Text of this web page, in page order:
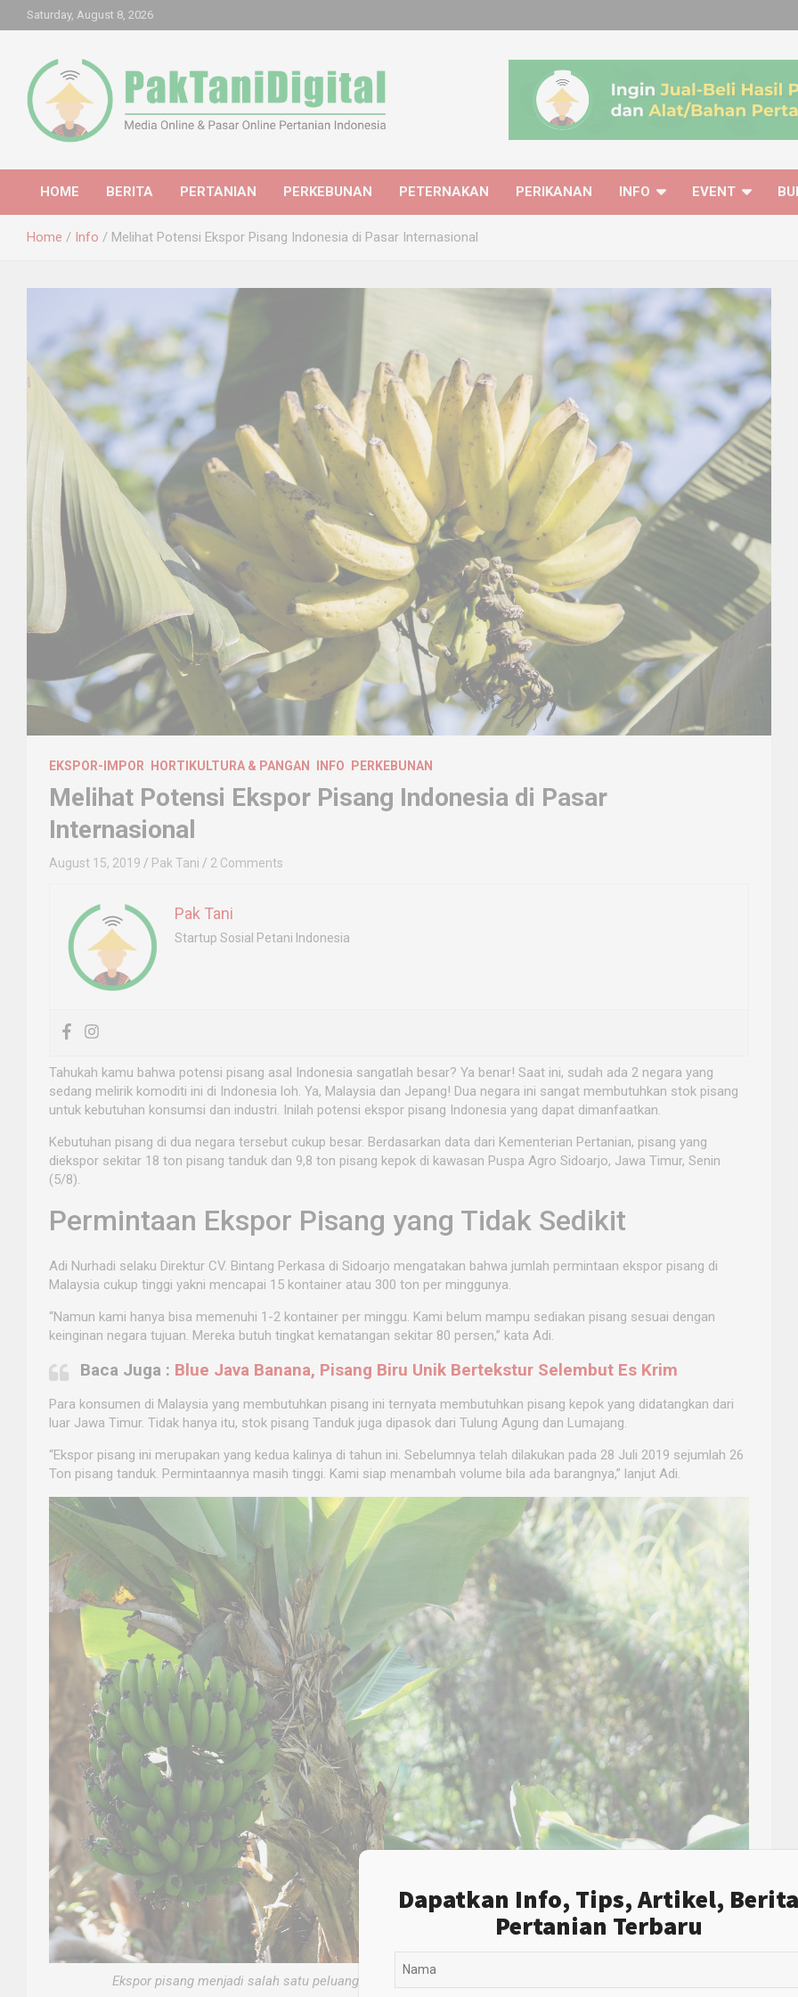
to
Saturday, August 8, 2026
Pak Tani Digital
HOME BERITA PERTANIAN PERKEBUNAN PETERNAKAN PERIKANAN INFO EVENT
Home Info Melihat Potensi Ekspor Pisang Indonesia di Pasar Internasional
EKSPOR-IMPOR HORTIKULTURA & PANGAN INFO PERKEBUNAN
Melihat Potensi Ekspor Pisang Indonesia di Pasar
Internasional
August 15, 2019 Pak Tani 2 Comments
Pak Tani
Startup Sosial Petani Indonesia
Tahukah kamu bahwa potensi pisang asal Indonesia sangatlah besar? Ya benar! Saat ini, sudah ada 2 negara yang
sedang melirik komoditi ini di Indonesia loh. Ya, Malaysia dan Jepang! Dua negara ini sangat membutuhkan stok pisang
untuk kebutuhan konsumsi dan industri. Inilah potensi ekspor pisang Indonesia yang dapat dimanfaatkan.
Kebutuhan pisang di dua negara tersebut cukup besar. Berdasarkan data dari Kementerian Pertanian, pisang yang
diekspor sekitar 18 ton pisang tanduk dan 9,8 ton pisang kepok di kawasan Puspa Agro Sidoarjo, Jawa Timur, Senin
(5/8).
Permintaan Ekspor Pisang yang Tidak Sedikit
Adi Nurhadi selaku Direktur CV. Bintang Perkasa di Sidoarjo mengatakan bahwa jumlah permintaan ekspor pisang di
Malaysia cukup tinggi yakni mencapai 15 kontainer atau 300 ton per minggunya.
“Namun kami hanya bisa memenuhi 1-2 kontainer per minggu. Kami belum mampu sediakan pisang sesuai dengan
keinginan negara tujuan. Mereka butuh tingkat kematangan sekitar 80 persen,” kata Adi.
Baca Juga : Blue Java Banana, Pisang Biru Unik Bertekstur Selembut Es Krim
Para konsumen di Malaysia yang membutuhkan pisang ini ternyata membutuhkan pisang kepok yang didatangkan dari
luar Jawa Timur. Tidak hanya itu, stok pisang Tanduk juga dipasok dari Tulung Agung dan Lumajang.
“Ekspor pisang ini merupakan yang kedua kalinya di tahun ini. Sebelumnya telah dilakukan pada 28 Juli 2019 sejumlah 26
Ton pisang tanduk. Permintaannya masih tinggi. Kami siap menambah volume bila ada barangnya,” lanjut Adi.
Ekspor pisang menjadi salah satu peluang besar untuk didistribusikan ke Malaysia dan JepangEks
Dapatkan Info, Tips, Artikel,
Pertanian Terbaru